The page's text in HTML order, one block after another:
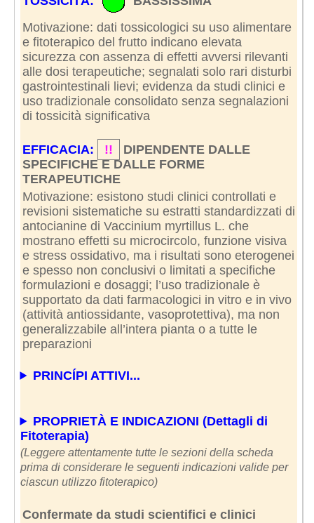
Motivazione: dati tossicologici su uso alimentare
e fitoterapico del frutto indicano elevata
sicurezza con assenza di effetti avversi rilevanti
alle dosi terapeutiche; segnalati solo rari disturbi
gastrointestinali lievi; evidenza da studi clinici e
uso tradizionale consolidato senza segnalazioni
di tossicità significativa
EFFICACIA: !!
DIPENDENTE DALLE
SPECIFICHE E DALLE FORME
TERAPEUTICHE
Motivazione: esistono studi clinici controllati e
revisioni sistematiche su estratti standardizzati di
antocianine di Vaccinium myrtillus L. che
mostrano effetti su microcircolo, funzione visiva
e stress ossidativo, ma i risultati sono eterogenei
e spesso non conclusivi o limitati a specifiche
formulazioni e dosaggi; l’uso tradizionale è
supportato da dati farmacologici in vitro e in vivo
(attività antiossidante, vasoprotettiva), ma non
generalizzabile all’intera pianta o a tutte le
preparazioni
PRINCÍPI ATTIVI...
PROPRIETÀ E INDICAZIONI (Dettagli di
Fitoterapia)
(Leggere attentamente tutte le sezioni della scheda
prima di considerare le seguenti indicazioni valide per
ciascun utilizzo fitoterapico)
Confermate da studi scientifici e clinici